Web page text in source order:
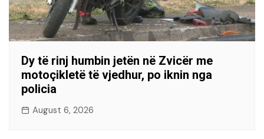
Dy të rinj humbin jetën në Zvicër me
motoçikletë të vjedhur, po iknin nga
policia
August 6, 2026